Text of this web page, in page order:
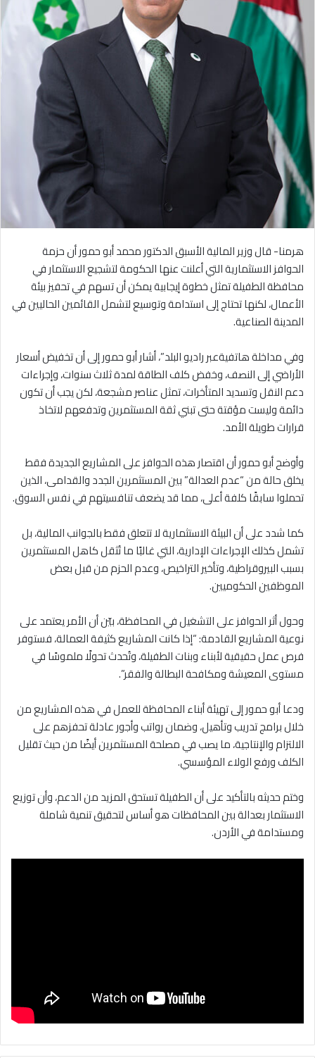
هرمنا- قال وزير المالية الأسبق الدكتور محمد أبو حمور أن حزمة
الحوافز الاستثمارية التي أعلنت عنها الحكومة لتشجيع الاستثمار في
محافظة الطفيلة تمثل خطوة إيجابية يمكن أن تسهم في تحفيز بيئة
الأعمال، لكنها تحتاج إلى استدامة وتوسيع لتشمل القائمين الحاليين في
المدينة الصناعية.
وفي مداخلة هاتفيةعبر راديو البلد”، أشار أبو حمور إلى أن تخفيض أسعار
الأراضي إلى النصف، وخفض كلف الطاقة لمدة ثلاث سنوات، وإجراءات
دعم النقل وتسديد المتأخرات، تمثل عناصر مشجعة، لكن يجب أن تكون
دائمة وليست مؤقتة حتى تبني ثقة المستثمرين وتدفعهم لاتخاذ
قرارات طويلة الأمد.
وأوضح أبو حمور أن اقتصار هذه الحوافز على المشاريع الجديدة فقط
يخلق حالة من “عدم العدالة” بين المستثمرين الجدد والقدامى، الذين
تحملوا سابقًا كلفة أعلى، مما قد يضعف تنافسيتهم في نفس السوق.
كما شدد على أن البيئة الاستثمارية لا تتعلق فقط بالجوانب المالية، بل
تشمل كذلك الإجراءات الإدارية، التي غالبًا ما تُثقل كاهل المستثمرين
بسبب البيروقراطية، وتأخير التراخيص، وعدم الحزم من قبل بعض
الموظفين الحكوميين.
وحول أثر الحوافز على التشغيل في المحافظة، بيّن أن الأمر يعتمد على
نوعية المشاريع القادمة: “إذا كانت المشاريع كثيفة العمالة، فستوفر
فرص عمل حقيقية لأبناء وبنات الطفيلة، وتُحدث تحولًا ملموسًا في
مستوى المعيشة ومكافحة البطالة والفقر”.
ودعا أبو حمور إلى تهيئة أبناء المحافظة للعمل في هذه المشاريع من
خلال برامج تدريب وتأهيل، وضمان رواتب وأجور عادلة تحفزهم على
الالتزام والإنتاجية، ما يصب في مصلحة المستثمرين أيضًا من حيث تقليل
الكلف ورفع الولاء المؤسسي.
وختم حديثه بالتأكيد على أن الطفيلة تستحق المزيد من الدعم، وأن توزيع
الاستثمار بعدالة بين المحافظات هو أساس لتحقيق تنمية شاملة
ومستدامة في الأردن.